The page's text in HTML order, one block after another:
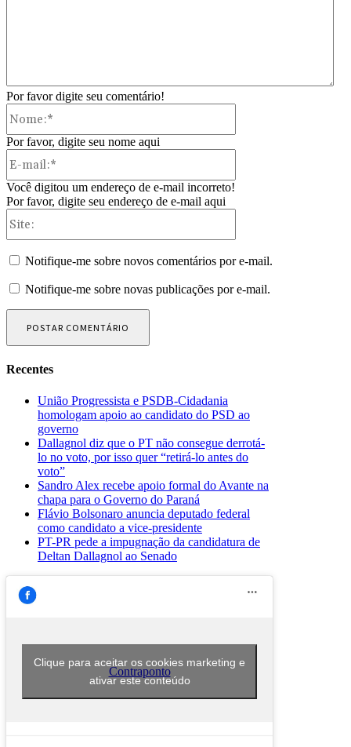
Por favor digite seu comentário!
Por favor, digite seu nome aqui
Você digitou um endereço de e-mail incorreto!
Por favor, digite seu endereço de e-mail aqui
Notifique-me sobre novos comentários por e-mail.
Notifique-me sobre novas publicações por e-mail.
Recentes
União Progressista e PSDB-Cidadania
homologam apoio ao candidato do PSD ao
governo
Dallagnol diz que o PT não consegue derrotá-
lo no voto, por isso quer “retirá-lo antes do
voto”
Sandro Alex recebe apoio formal do Avante na
chapa para o Governo do Paraná
Flávio Bolsonaro anuncia deputado federal
como candidato a vice-presidente
PT-PR pede a impugnação da candidatura de
Deltan Dallagnol ao Senado
Contraponto
Clique para aceitar os cookies marketing e
ativar este conteúdo